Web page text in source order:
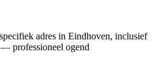
adres in Eindhoven, inclusief
professioneel ogend